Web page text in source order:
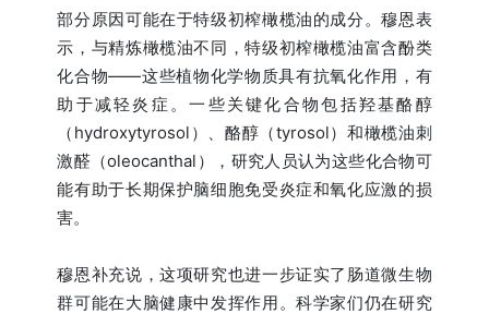
部分原因可能在于特级初榨橄榄油的成分。穆恩表
示，与精炼橄榄油不同，特级初榨橄榄油富含酚类
化合物——这些植物化学物质具有抗氧化作用，有
助于减轻炎症。一些关键化合物包括羟基酪醇
（hydroxytyrosol）、酪醇（tyrosol）和橄榄油刺
激醛（oleocanthal），研究人员认为这些化合物可
能有助于长期保护脑细胞免受炎症和氧化应激的损
害。
穆恩补充说，这项研究也进一步证实了肠道微生物
群可能在大脑健康中发挥作用。科学家们仍在研究